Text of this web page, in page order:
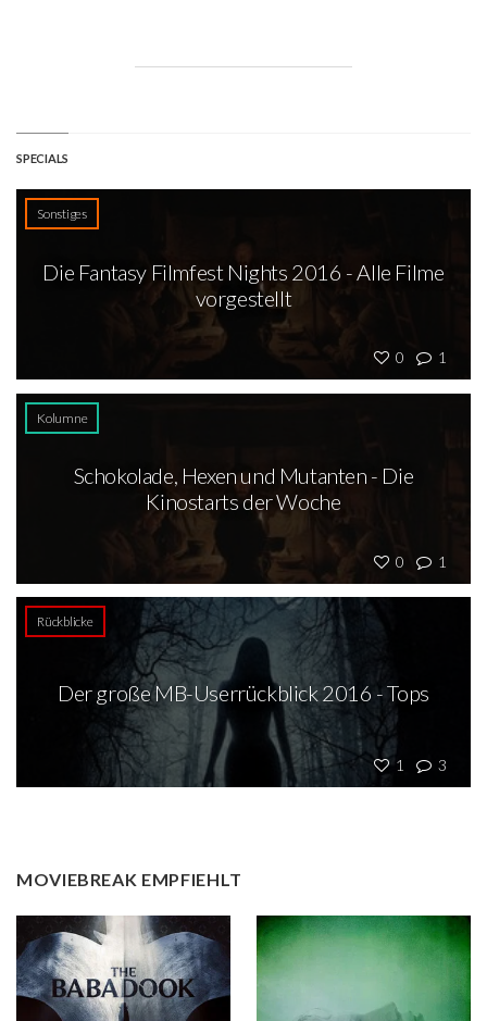
SPECIALS
Sonstiges
0 1
Die Fantasy Filmfest Nights 2016 - Alle Filme
vorgestellt
Kolumne
0 1
Schokolade, Hexen und Mutanten - Die
Kinostarts der Woche
Rückblicke
1 3
Der große MB-Userrückblick 2016 - Tops
MOVIEBREAK EMPFIEHLT